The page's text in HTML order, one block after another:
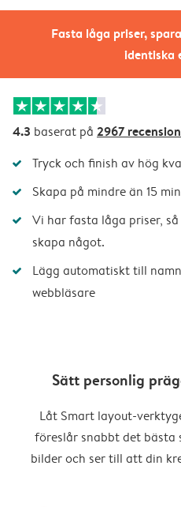
Fasta låga priser,
identiska
4.3 baserat på 2967
Tryck och finish av hög
Skapa på mindre än 15
Vi har fasta låga priser,
skapa något.
Lägg automatiskt till
webbläsare
Sätt personlig
Låt Smart layout-
föreslår snabbt det
bilder och ser till att din